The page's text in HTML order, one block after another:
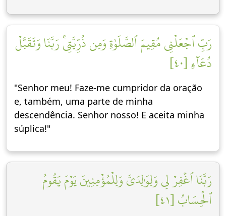
رَبِّ ٱجۡعَلۡنِي مُقِيمَ ٱلصَّلَوٰةِ وَمِن ذُرِّيَّتِيۚ رَبَّنَا وَتَقَبَّلۡ
دُعَآءِ [٤٠]
"Senhor meu! Faze-me cumpridor da oração
e, também, uma parte de minha
descendência. Senhor nosso! E aceita minha
súplica!"
رَبَّنَا ٱغۡفِرۡ لِي وَلِوَٰلِدَيَّ وَلِلۡمُؤۡمِنِينَ يَوۡمَ يَقُومُ
ٱلۡحِسَابُ [٤١]